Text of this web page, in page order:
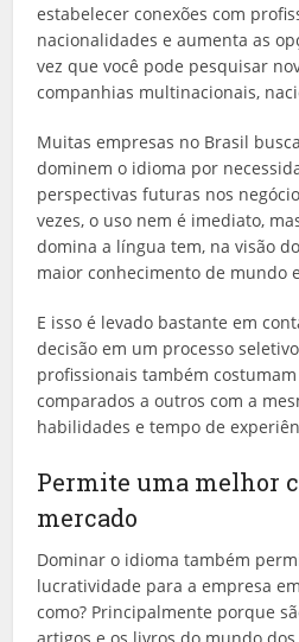
estabelecer conexões com
nacionalidades e aumenta as
vez que você pode pesquisar
companhias multinacionais,
Muitas empresas no Brasil
dominem o idioma por
perspectivas futuras nos
vezes, o uso nem é imediato,
domina a língua tem, na visão
maior conhecimento de mundo
E isso é levado bastante em
decisão em um processo
profissionais também
comparados a outros com a
habilidades e tempo de
Permite uma melhor
mercado
Dominar o idioma também
lucratividade para a empresa
como? Principalmente porque